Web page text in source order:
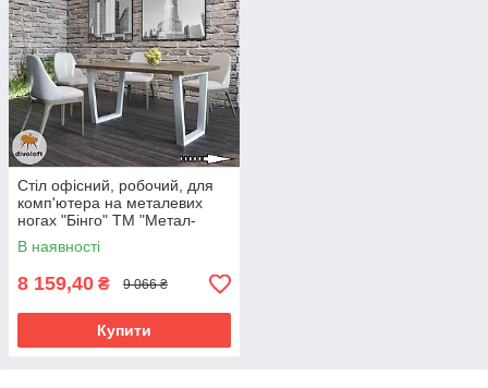
Стіл офісний, робочий, для
комп'ютера на металевих
ногах "Бінго" ТМ "Метал-
Дизайн"
В наявності
8 159,40 ₴ 9 066 ₴
Купити